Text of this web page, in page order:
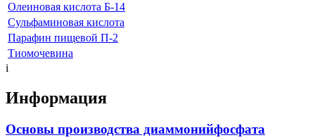
Олеиновая кислота Б-14
Сульфаминовая кислота
Парафин пищевой П-2
Тиомочевина
i
Информация
Основы производства диаммонийфосфата